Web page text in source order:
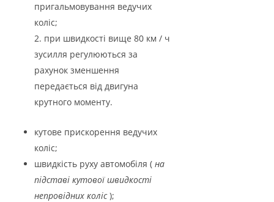
пригальмовування ведучих
коліс;
при швидкості вище 80 км / ч
зусилля регулюються за
рахунок зменшення
передається від двигуна
крутного моменту.
кутове прискорення ведучих
коліс;
швидкість руху автомобіля ( на
підставі кутової швидкості
непровідних коліс);